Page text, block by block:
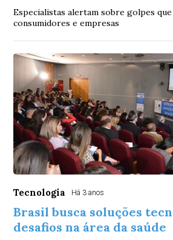
Especialistas alertam sobre golpes
consumidores e empresas
Tecnologia Há 3 anos
Brasil busca soluções
desafios na área da saúde